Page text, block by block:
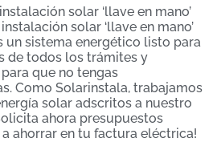
solar ‘llave en mano’
solar ‘llave en mano’
un sistema energético listo para
de todos los trámites y
que no tengas
Como Solarinstala, trabajamos
solar adscritos a nuestro
ahora presupuestos
ahorrar en tu factura eléctrica!